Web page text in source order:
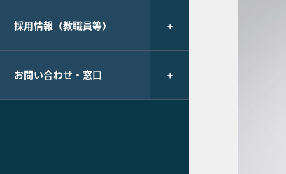
採用情報（教職員等）
お問い合わせ・窓口